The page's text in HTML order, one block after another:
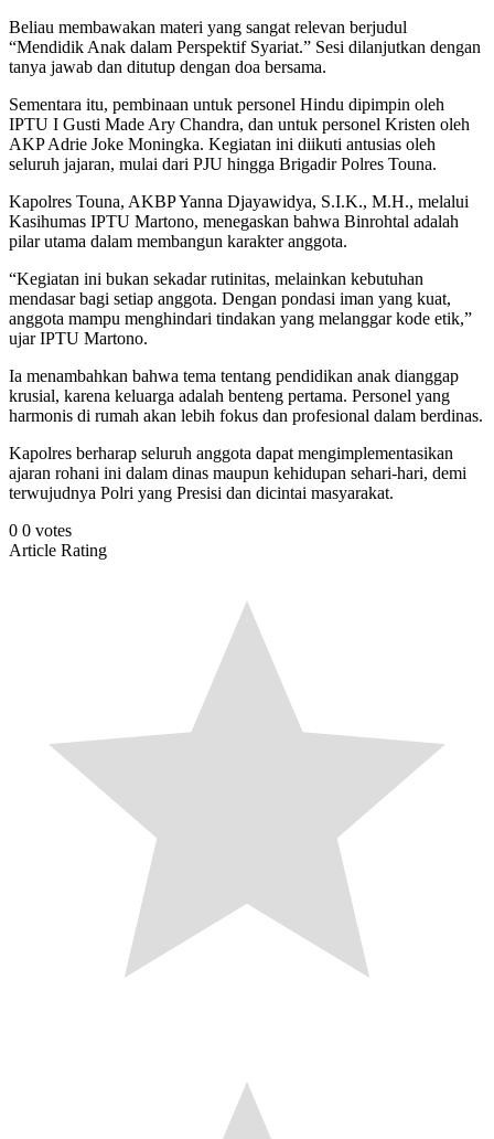
Beliau membawakan materi yang sangat relevan berjudul
“Mendidik Anak dalam Perspektif Syariat.” Sesi dilanjutkan dengan
tanya jawab dan ditutup dengan doa bersama.
Sementara itu, pembinaan untuk personel Hindu dipimpin oleh
IPTU I Gusti Made Ary Chandra, dan untuk personel Kristen oleh
AKP Adrie Joke Moningka. Kegiatan ini diikuti antusias oleh
seluruh jajaran, mulai dari PJU hingga Brigadir Polres Touna.
Kapolres Touna, AKBP Yanna Djayawidya, S.I.K., M.H., melalui
Kasihumas IPTU Martono, menegaskan bahwa Binrohtal adalah
pilar utama dalam membangun karakter anggota.
“Kegiatan ini bukan sekadar rutinitas, melainkan kebutuhan
mendasar bagi setiap anggota. Dengan pondasi iman yang kuat,
anggota mampu menghindari tindakan yang melanggar kode etik,”
ujar IPTU Martono.
Ia menambahkan bahwa tema tentang pendidikan anak dianggap
krusial, karena keluarga adalah benteng pertama. Personel yang
harmonis di rumah akan lebih fokus dan profesional dalam berdinas.
Kapolres berharap seluruh anggota dapat mengimplementasikan
ajaran rohani ini dalam dinas maupun kehidupan sehari-hari, demi
terwujudnya Polri yang Presisi dan dicintai masyarakat.
0 0 votes
Article Rating